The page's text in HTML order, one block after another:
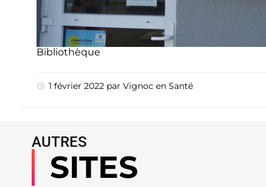
Bibliothèque
1 février 2022 par Vignoc en Santé
AUTRES
SITES